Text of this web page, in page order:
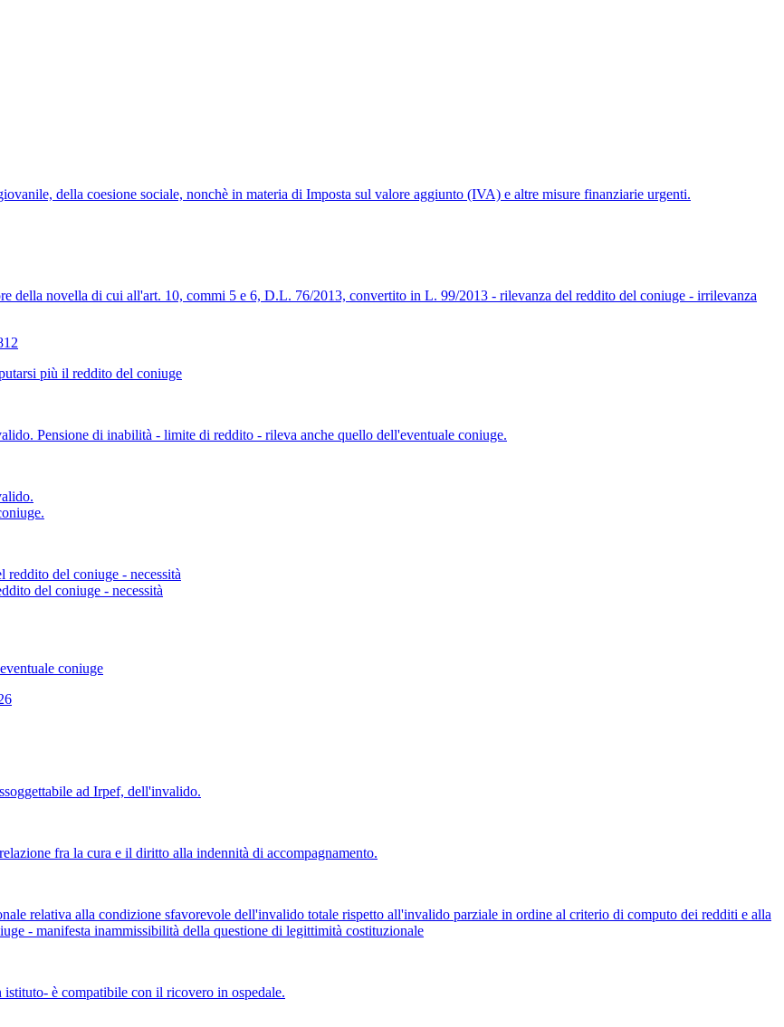
della coesione sociale, nonchè in materia di Imposta sul valore aggiunto (IVA) e altre misure finanziarie urgenti.
della novella di cui all'art. 10, commi 5 e 6, D.L. 76/2013, convertito in L. 99/2013 - rilevanza del reddito del coniuge - irrilevanza
più il reddito del coniuge
Pensione di inabilità - limite di reddito - rileva anche quello dell'eventuale coniuge.
del coniuge - necessità
del coniuge - necessità
coniuge
ad Irpef, dell'invalido.
fra la cura e il diritto alla indennità di accompagnamento.
relativa alla condizione sfavorevole dell'invalido totale rispetto all'invalido parziale in ordine al criterio di computo dei redditi e alla
- manifesta inammissibilità della questione di legittimità costituzionale
è compatibile con il ricovero in ospedale.